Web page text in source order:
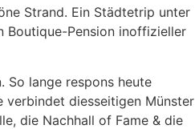
Strand. Ein Städtetrip unter
Boutique-Pension inoffizieller
So lange respons heute
verbindet diesseitigen Münster
die Nachhall of Fame & die